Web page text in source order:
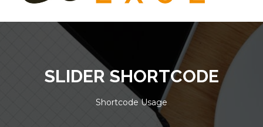
SLIDER SHORTCODE
Shortcode Usage